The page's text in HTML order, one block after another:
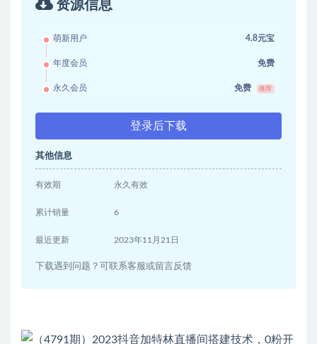
资源信息
萌新用户 4.8元宝
年度会员 免费
永久会员 免费 推荐
登录后下载
其他信息
有效期 永久有效
累计销量 6
最近更新 2023年11月21日
下载遇到问题？可联系客服或留言反馈